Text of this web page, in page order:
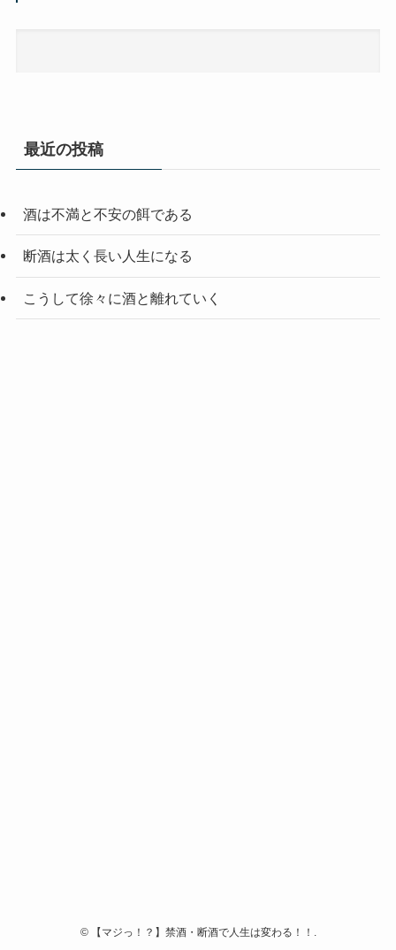
最近の投稿
酒は不満と不安の餌である
断酒は太く長い人生になる
こうして徐々に酒と離れていく
©【マジっ！？】禁酒・断酒で人生は変わる！！.